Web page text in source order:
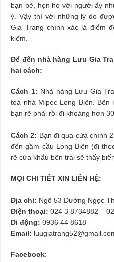
bạn bè, hẹn hò với người ấy
ý. Vậy thì với những lý do
Gia Trang chính xác là điểm
kiếm.
Để đến nhà hàng Lưu Gia
hai cách:
Cách 1: Nhà hàng Lưu Gia
toà nhà Mipec Long Biên.
bạn rẽ phải rồi đi khoảng hơn
Cách 2: Bạn đi qua cửa chính
đến gầm cầu Long Biên (đi
rẽ cửa khẩu bên trái sẽ thấy
MỌI CHI TIẾT XIN LIÊN HỆ:
Địa chỉ: Ngõ 53 Đường Ngọc
Điện thoại:024 3 8734882 –
Di động: 0936 44 8618
Email:
Facebook: